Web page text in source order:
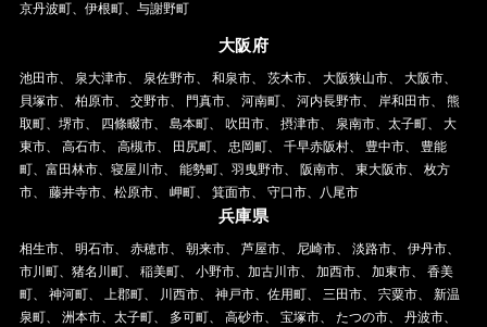
京丹波町、伊根町、与謝野町
大阪府
池田市、 泉大津市、 泉佐野市、 和泉市、 茨木市、 大阪狭山市、 大阪市、
貝塚市、 柏原市、 交野市、 門真市、 河南町、 河内長野市、 岸和田市、 熊
取町、堺市、 四條畷市、 島本町、 吹田市、 摂津市、 泉南市、太子町、 大
東市、 高石市、 高槻市、 田尻町、 忠岡町、 千早赤阪村、 豊中市、 豊能
町、富田林市、寝屋川市、 能勢町、羽曳野市、 阪南市、 東大阪市、 枚方
市、 藤井寺市、松原市、 岬町、 箕面市、 守口市、八尾市
兵庫県
相生市、 明石市、 赤穂市、 朝来市、 芦屋市、 尼崎市、 淡路市、 伊丹市、
市川町、猪名川町、 稲美町、 小野市、加古川市、 加西市、 加東市、 香美
町、 神河町、 上郡町、 川西市、 神戸市、佐用町、 三田市、 宍粟市、 新温
泉町、 洲本市、太子町、 多可町、 高砂市、 宝塚市、 たつの市、 丹波市、